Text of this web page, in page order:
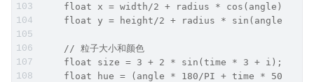
    float x = width/2 + radius * cos(angle);
    float y = height/2 + radius * sin(angle);
    // 粒子大小和颜色
    float size = 3 + 2 * sin(time * 3 + i);
float hue = (angle * 180/PI + time * 50) %